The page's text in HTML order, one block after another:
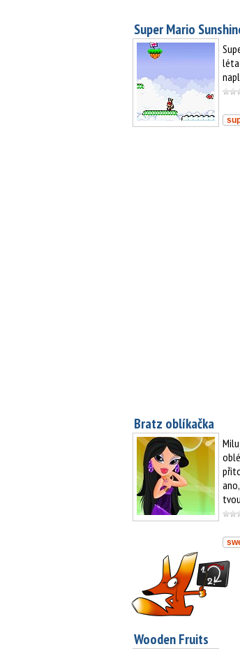
Super Mario
Bratz oblíkačka
Wooden Fruits